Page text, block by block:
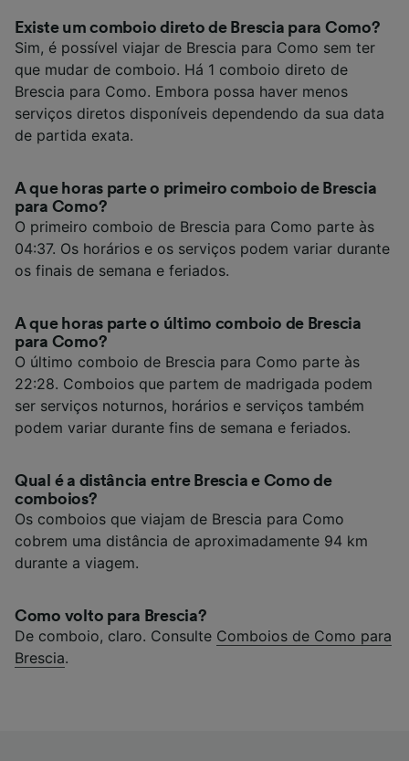
Existe um comboio direto de Brescia para Como?
Sim, é possível viajar de Brescia para Como sem ter
que mudar de comboio. Há 1 comboio direto de
Brescia para Como. Embora possa haver menos
serviços diretos disponíveis dependendo da sua data
de partida exata.
A que horas parte o primeiro comboio de Brescia
para Como?
O primeiro comboio de Brescia para Como parte às
04:37. Os horários e os serviços podem variar durante
os finais de semana e feriados.
A que horas parte o último comboio de Brescia
para Como?
O último comboio de Brescia para Como parte às
22:28. Comboios que partem de madrigada podem
ser serviços noturnos, horários e serviços também
podem variar durante fins de semana e feriados.
Qual é a distância entre Brescia e Como de
comboios?
Os comboios que viajam de Brescia para Como
cobrem uma distância de aproximadamente 94 km
durante a viagem.
Como volto para Brescia?
De comboio, claro. Consulte Comboios de Como para
Brescia.